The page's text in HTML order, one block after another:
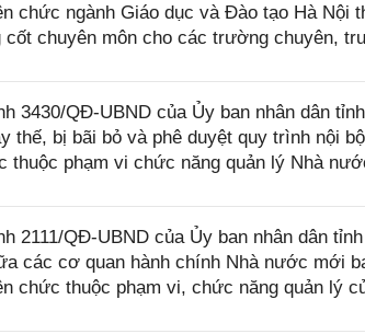
chức ngành Giáo dục và Đào tạo Hà Nội
cốt chuyên môn cho các trường chuyên,
3430/QĐ-UBND của Ủy ban nhân dân
thế, bị bãi bỏ và phê duyệt quy trình nội
thuộc phạm vi chức năng quản lý Nhà
2111/QĐ-UBND của Ủy ban nhân dân
các cơ quan hành chính Nhà nước mới
chức thuộc phạm vi, chức năng quản lý